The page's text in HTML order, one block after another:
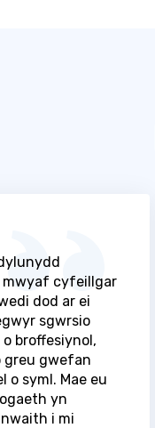
cyfeillgar
dod ar ei
sgwrsio
broffesiynol,
greu gwefan
o syml. Mae eu
yn
i mi